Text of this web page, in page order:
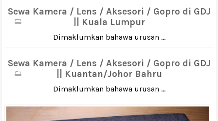
Sewa Kamera / Lens / Aksesori / Gopro di GDJ
|| Kuala Lumpur
Dimaklumkan bahawa urusan ...
Sewa Kamera / Lens / Aksesori / Gopro di GDJ
|| Kuantan/Johor Bahru
Dimaklumkan bahawa urusan ...